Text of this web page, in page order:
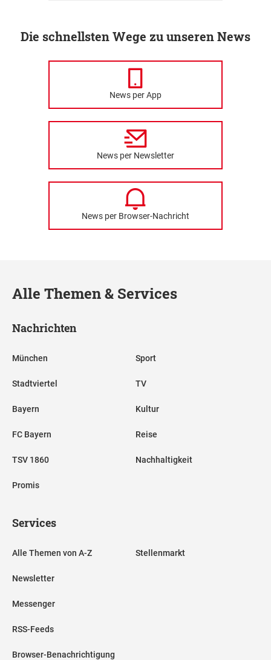
Die schnellsten Wege zu unseren News
News per App
News per Newsletter
News per Browser-Nachricht
Alle Themen & Services
Nachrichten
München
Stadtviertel
Bayern
FC Bayern
TSV 1860
Promis
Sport
TV
Kultur
Reise
Nachhaltigkeit
Services
Alle Themen von A-Z
Newsletter
Messenger
RSS-Feeds
Browser-Benachrichtigung
Stellenmarkt